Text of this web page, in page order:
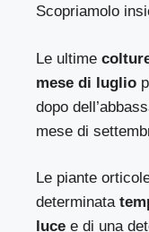
Scopriamolo
Le ultime
mese di luglio
dopo
mese di
Le piante
determinata
luce e di una